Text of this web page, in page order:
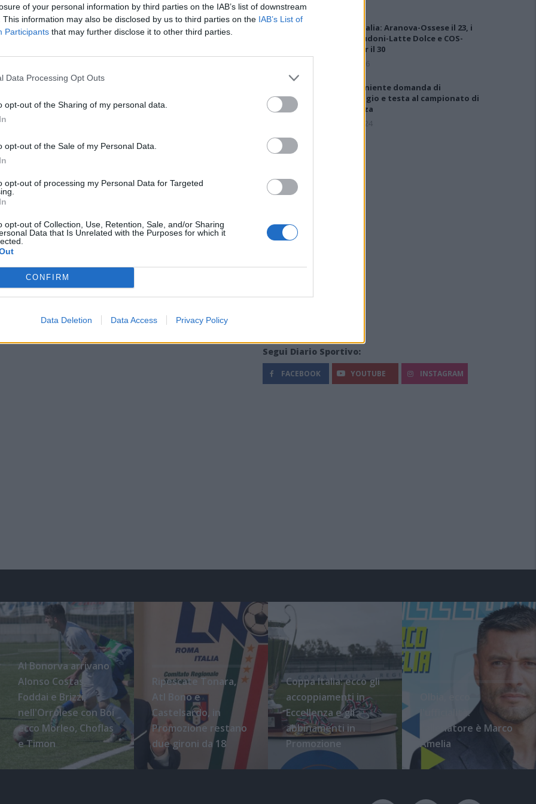
of your personal information by third parties on the IAB’s list of downstream
This information may also be disclosed by us to third parties on the IAB’s List of
Participants that may further disclose it to other third parties.
Data Processing Opt Outs
opt-out of the Sharing of my personal data.
opt-out of the Sale of my Personal Data.
opt-out of processing my Personal Data for Targeted
opt-out of Collection, Use, Retention, Sale, and/or Sharing
Data that Is Unrelated with the Purposes for which it
CONFIRM
Data Deletion Data Access Privacy Policy
17 8 3 6 33 27 5 2 1 19 8 3 1 5 14 19
15 7 3 5 29 28 6 1 2 18 12 1 2 3 11 16
5 29 28 19
20 46
18 1 7 10 29 44 0 4 5 15 23 1 3 5 14
del13/03/2022 Successiva
Coppa Italia: Aranova-Ossese il 23, i
derby Budoni-Latte Dolce e COS-
Monastir il 30
6 Ago 2026
Ossese, niente domanda di
ripescaggio e testa al campionato di
Eccellenza
10 Lug 2024
Segui Diario Sportivo:
FACEBOOK YOUTUBE INSTAGRAM
Al Bonorva arrivano
Alonso Costas,
Foddai e Brizzi,
nell'Orrolese con Boi
ecco Morleo, Choflas
e Timon
Ripescate Tonara,
Atl Bono e
Castelsardo, in
Promozione restano
due gironi da 18
Coppa Italia: ecco gli
accoppiamenti in
Eccellenza e gli
abbinamenti in
Promozione
l'ufficialità:
l'allenatore è Marco
Amelia